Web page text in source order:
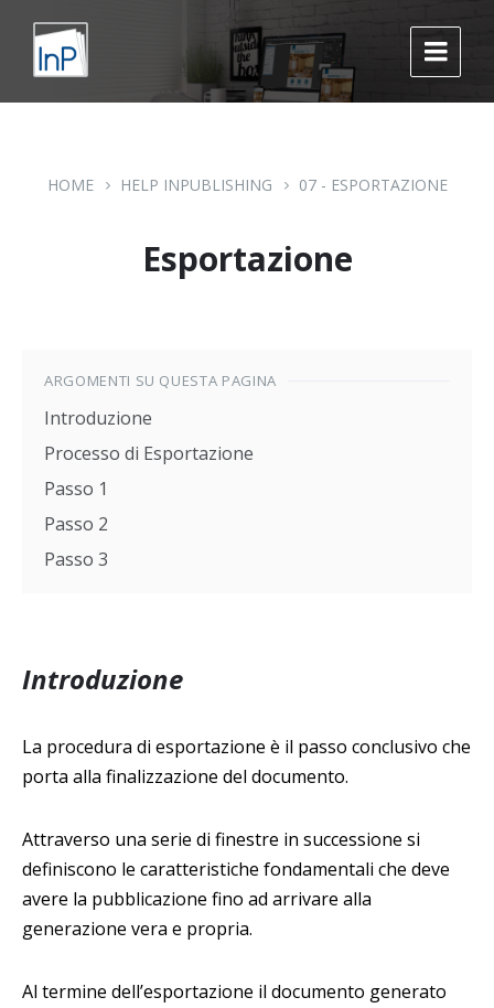
content
main
navigation
footer
HOME HELP INPUBLISHING 07 - ESPORTAZIONE
Esportazione
ARGOMENTI SU QUESTA PAGINA
Introduzione
Processo di Esportazione
Passo 1
Passo 2
Passo 3
Introduzione
La procedura di esportazione è il passo conclusivo che
porta alla finalizzazione del documento.
Attraverso una serie di finestre in successione si
definiscono le caratteristiche fondamentali che deve
avere la pubblicazione fino ad arrivare alla
generazione vera e propria.
Al termine dell’esportazione il documento generato